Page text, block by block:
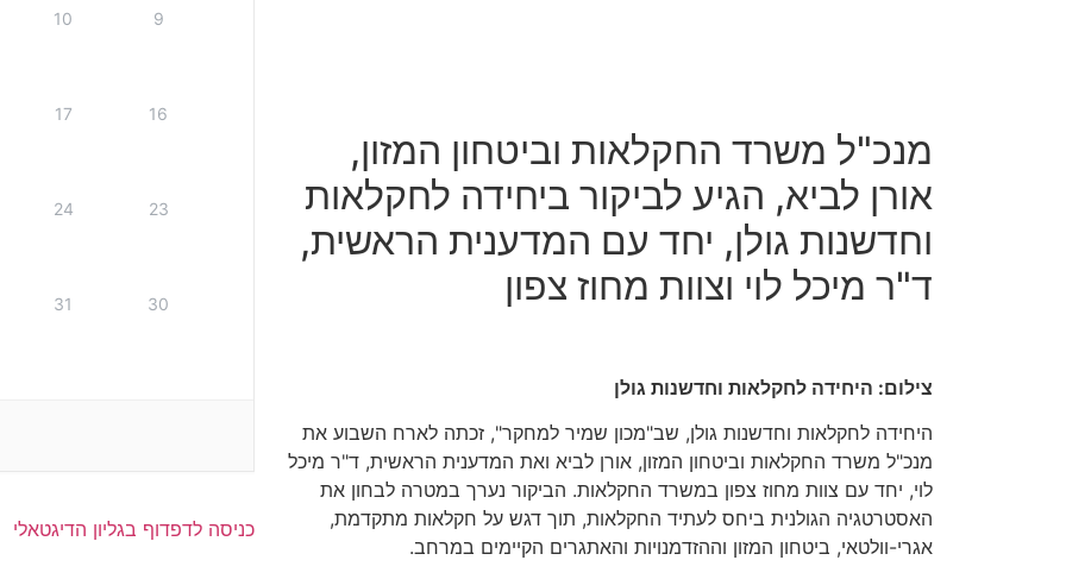
מנכ"ל משרד החקלאות וביטחון המזון,
אורן לביא, הגיע לביקור ביחידה לחקלאות
וחדשנות גולן, יחד עם המדענית הראשית,
ד"ר מיכל לוי וצוות מחוז צפון
צילום: היחידה לחקלאות וחדשנות גולן
היחידה לחקלאות וחדשנות גולן, שב"מכון שמיר למחקר", זכתה לארח השבוע את
מנכ"ל משרד החקלאות וביטחון המזון, אורן לביא ואת המדענית הראשית, ד"ר מיכל
לוי, יחד עם צוות מחוז צפון במשרד החקלאות. הביקור נערך במטרה לבחון את
האסטרטגיה הגולנית ביחס לעתיד החקלאות, תוך דגש על חקלאות מתקדמת,
אגרי-וולטאי, ביטחון המזון וההזדמנויות והאתגרים הקיימים במרחב.
9
10
16
17
23
24
30
31
כניסה לדפדוף בגליון הדיגטאלי